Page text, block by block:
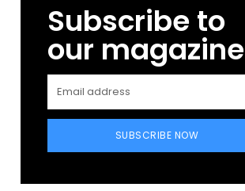
Subscribe to
our magazine
SUBSCRIBE NOW